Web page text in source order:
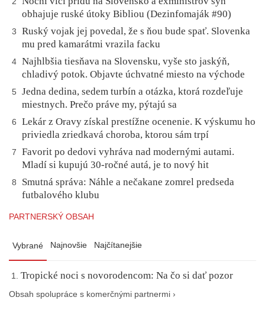
obhajuje ruské útoky Bibliou (Dezinfomaják #90)
3
Ruský vojak jej povedal, že s ňou bude spať. Slovenka
mu pred kamarátmi vrazila facku
4 Najhlbšia tiesňava na Slovensku, vyše sto jaskýň,
chladivý potok. Objavte úchvatné miesto na východe
5
Jedna dedina, sedem turbín a otázka, ktorá rozdeľuje
miestnych. Prečo práve my, pýtajú sa
6
Lekár z Oravy získal prestížne ocenenie. K výskumu ho
priviedla zriedkavá choroba, ktorou sám trpí
7
Favorit po dedovi vyhráva nad modernými autami.
Mladí si kupujú 30-ročné autá, je to nový hit
8
Smutná správa: Náhle a nečakane zomrel predseda
futbalového klubu
PARTNERSKÝ OBSAH
Vybrané Najnovšie Najčítanejšie
Tropické noci s novorodencom: Na čo si dať pozor
Obsah spolupráce s komerčnými partnermi ›